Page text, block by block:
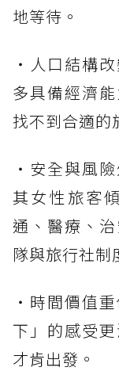
地等待。
・人口結構
多具備經濟
找不到合適的
・安全與風
其女性旅客
通、醫療、
隊與旅行社制
・時間價值
下」的感受
才肯出發。